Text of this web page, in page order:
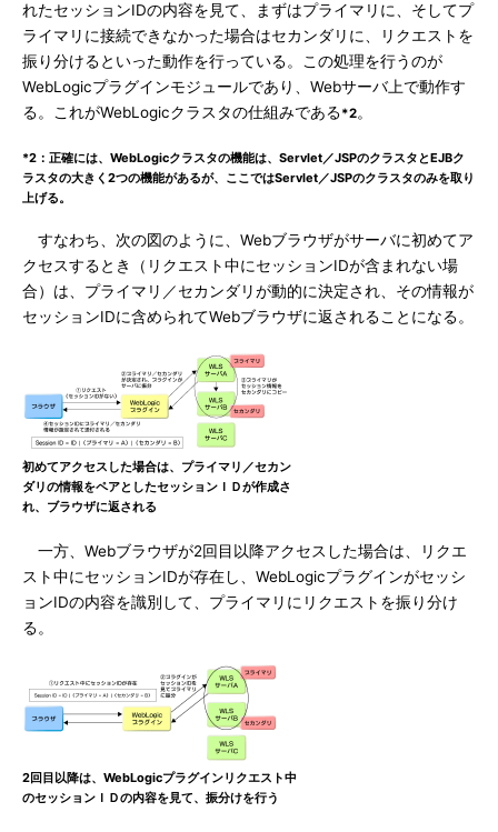
れたセッションIDの内容を見て、まずはプライマリに、そしてプ
ライマリに接続できなかった場合はセカンダリに、リクエストを
振り分けるといった動作を行っている。この処理を行うのが
WebLogicプラグインモジュールであり、Webサーバ上で動作す
る。これがWebLogicクラスタの仕組みである*2。
*2：正確には、WebLogicクラスタの機能は、Servlet／JSPのクラスタとEJBク
ラスタの大きく2つの機能があるが、ここではServlet／JSPのクラスタのみを取り
上げる。
すなわち、次の図のように、Webブラウザがサーバに初めてア
クセスするとき（リクエスト中にセッションIDが含まれない場
合）は、プライマリ／セカンダリが動的に決定され、その情報が
セッションIDに含められてWebブラウザに返されることになる。
初めてアクセスした場合は、プライマリ／セカン
ダリの情報をペアとしたセッションＩＤが作成さ
れ、ブラウザに返される
一方、Webブラウザが2回目以降アクセスした場合は、リクエ
スト中にセッションIDが存在し、WebLogicプラグインがセッシ
ョンIDの内容を識別して、プライマリにリクエストを振り分け
る。
2回目以降は、WebLogicプラグインリクエスト中
のセッションＩＤの内容を見て、振分けを行う